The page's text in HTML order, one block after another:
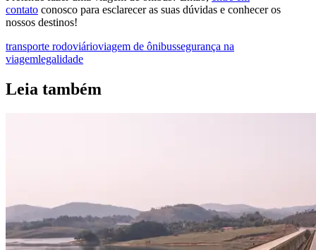
contato conosco para esclarecer as suas dúvidas e conhecer os
nossos destinos!
transporte rodoviárioviagem de ônibussegurança na
viagemlegalidade
Leia também